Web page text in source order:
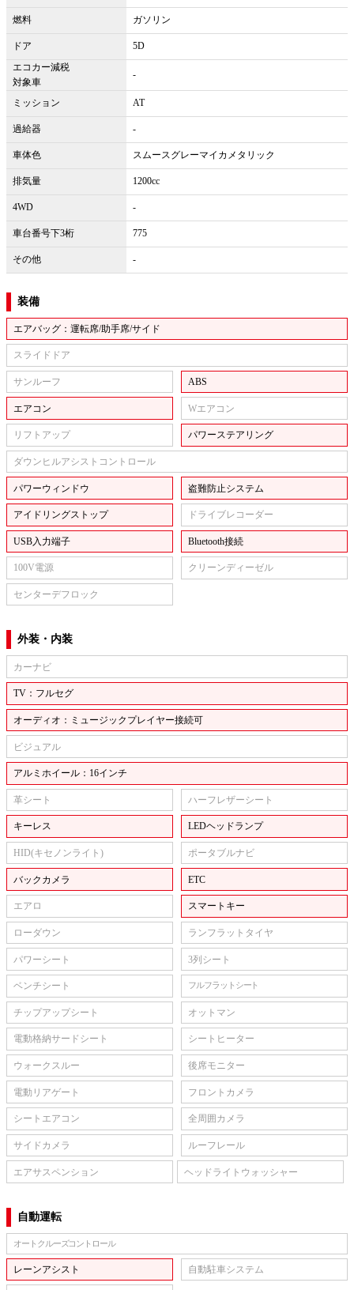
燃料 ガソリン
ドア
5D
エコカー減税
対象車
-
ミッション AT
過給器 -
車体色 スムースグレーマイカメタリック
排気量 1200cc
4WD -
車台番号下3桁 775
その他 -
装備
エアバッグ：運転席/助手席/サイド
スライドドア
サンルーフ ABS
エアコン Wエアコン
リフトアップ パワーステアリング
ダウンヒルアシストコントロール
パワーウィンドウ 盗難防止システム
アイドリングストップ ドライブレコーダー
USB入力端子 Bluetooth接続
100V電源 クリーンディーゼル
センターデフロック
外装・内装
カーナビ
TV：フルセグ
オーディオ：ミュージックプレイヤー接続可
ビジュアル
アルミホイール：16インチ
革シート ハーフレザーシート
キーレス LEDヘッドランプ
HID(キセノンライト) ポータブルナビ
バックカメラ ETC
エアロ スマートキー
ローダウン ランフラットタイヤ
パワーシート 3列シート
ベンチシート フルフラットシート
チップアップシート オットマン
電動格納サードシート シートヒーター
ウォークスルー 後席モニター
電動リアゲート フロントカメラ
シートエアコン 全周囲カメラ
サイドカメラ ルーフレール
エアサスペンション ヘッドライトウォッシャー
自動運転
オートクルーズコントロール
レーンアシスト 自動駐車システム